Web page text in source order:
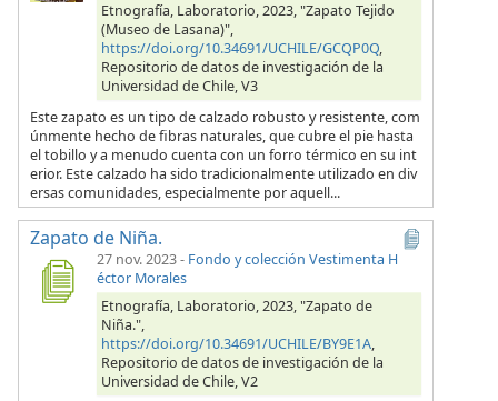
Etnografía, Laboratorio, 2023, "Zapato Tejido
(Museo de Lasana)",
https://doi.org/10.34691/UCHILE/GCQP0Q,
Repositorio de datos de investigación de la
Universidad de Chile, V3
Este zapato es un tipo de calzado robusto y resistente, com
únmente hecho de fibras naturales, que cubre el pie hasta
el tobillo y a menudo cuenta con un forro térmico en su int
erior. Este calzado ha sido tradicionalmente utilizado en div
ersas comunidades, especialmente por aquell...
Zapato de Niña.
27 nov. 2023- Fondo y colección Vestimenta H
éctor Morales
Etnografía, Laboratorio, 2023, "Zapato de
Niña.",
https://doi.org/10.34691/UCHILE/BY9E1A,
Repositorio de datos de investigación de la
Universidad de Chile, V2